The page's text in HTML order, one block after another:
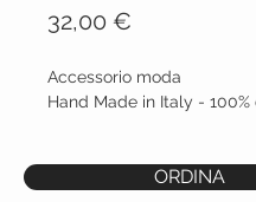
32,00 €
Accessorio moda
Hand Made in Italy - 100%
ORDINA